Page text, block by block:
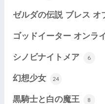
ゼルダの伝説 ブレス オ
ゴッドイーター オンラ
シノビナイトメア 6
幻想少女 24
黒騎士と白の魔王 8